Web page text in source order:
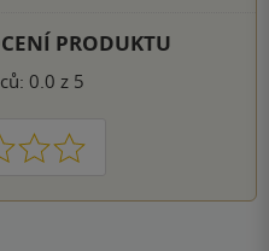
PRODUKTU
0.0 z 5